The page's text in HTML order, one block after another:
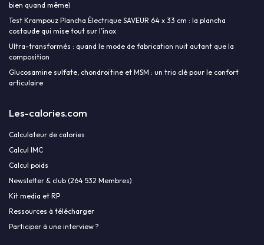
bien quand même)
Test Krampouz Plancha Électrique SAVEUR 64 x 33 cm : la plancha
costaude qui mise tout sur l’inox
Ultra-transformés : quand le mode de fabrication nuit autant que la
composition
Glucosamine sulfate, chondroïtine et MSM : un trio clé pour le confort
articulaire
Les-calories.com
Calculateur de calories
Calcul IMC
Calcul poids
Newsletter & club (264 532 Membres)
Kit media et RP
Ressources à télécharger
Participer à une interview ?